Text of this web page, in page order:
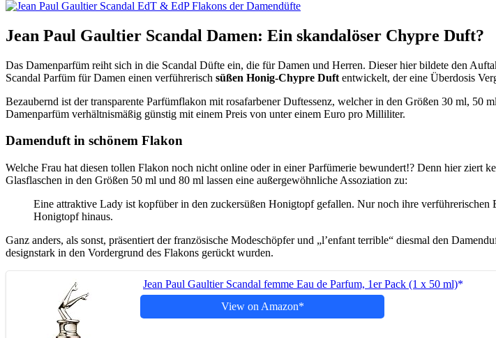
Jean Paul Gaultier Scandal Damen: Ein skandalöser Chypre Duft?
Das Damenparfüm reiht sich in die Scandal Düfte ein, die für Damen und Herren. Dieser hier bildete den
Scandal Parfüm für Damen einen verführerisch süßen Honig-Chypre Duft entwickelt, der eine Überdosis
Bezaubernd ist der transparente Parfümflakon mit rosafarbener Duftessenz, welcher in den Größen 30 ml,
Damenparfüm verhältnismäßig günstig mit einem Preis von unter einem Euro pro Milliliter.
Damenduft in schönem Flakon
Welche Frau hat diesen tollen Flakon noch nicht online oder in einer Parfümerie bewundert!? Denn hier ziert
Glasflaschen in den Größen 50 ml und 80 ml lassen eine außergewöhnliche Assoziation zu:
Eine attraktive Lady ist kopfüber in den zuckersüßen Honigtopf gefallen. Nur noch ihre verführerischen
Honigtopf hinaus.
Ganz anders, als sonst, präsentiert der französische Modeschöpfer und „l’enfant terrible“ diesmal den
designstark in den Vordergrund des Flakons gerückt wurden.
Jean Paul Gaultier Scandal femme Eau de Parfum, 1er Pack (1 x 50 ml)
View on Amazon